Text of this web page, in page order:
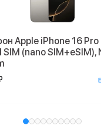
Apple iPhone 16 Pro
SIM (nano SIM+eSIM),